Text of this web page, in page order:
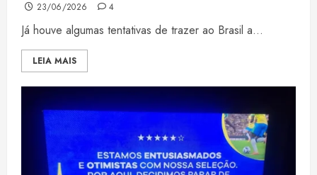
23/06/2026 4
Já houve algumas tentativas de trazer ao Brasil a...
LEIA MAIS